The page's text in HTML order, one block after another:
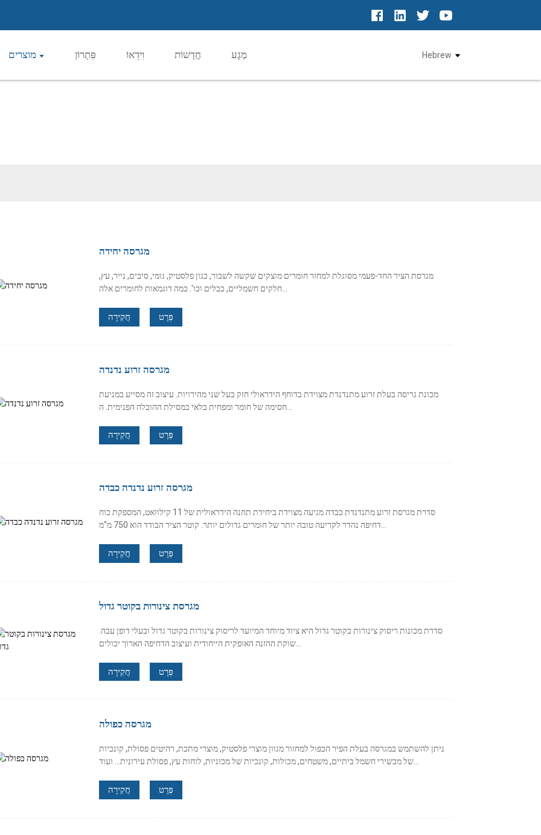
מוצרים פִּתָרוֹן וִידֵאוֹ חֲדָשׁוֹת מַגָע Hebrew
מגרסה יחידה
מגרסת הציר החד-פעמי מסוגלת למחזר חומרים מוצקים שקשה לשבור, כגון פלסטיק, גומי, סיבים, נייר, עץ,
חלקים חשמליים, כבלים וכו'. כמה דוגמאות לחומרים אלה...
חֲקִירָה פְּרָט
מגרסה זרוע נדנדה
מכונת גריסה בעלת זרוע מתנדנדת מצוידת בדוחף הידראולי חזק בעל שני מהירויות. עיצוב זה מסייע במניעת
חסימה של חומר ומפחית בלאי במסילת ההובלה הפנימית. ה...
חֲקִירָה פְּרָט
מגרסה זרוע נדנדה כבדה
סדרת מגרסת זרוע מתנדנדת כבדה מגיעה מצוידת ביחידת תחנה הידראולית של 11 קילוואט, המספקת כוח
חֲקִירָה פְּרָט
מגרסת צינורות בקוטר גדול
סדרת מכונות ריסוק צינורות בקוטר גדול היא ציוד מיוחד המיועד לריסוק צינורות בקוטר גדול ובעלי דופן עבה.
שוקת ההזנה האופקית הייחודית ועיצוב הדחיפה הארוך יכולים...
חֲקִירָה פְּרָט
מגרסה כפולה
ניתן להשתמש במגרסה בעלת הפיר הכפול למחזור מגוון מוצרי פלסטיק, מוצרי מתכת, רהיטים פסולת, קונכיות
של מכשירי חשמל ביתיים, משטחים, מכולות, קונכיות של מכוניות, לוחות עץ, פסולת עירונית... ועוד...
חֲקִירָה פְּרָט